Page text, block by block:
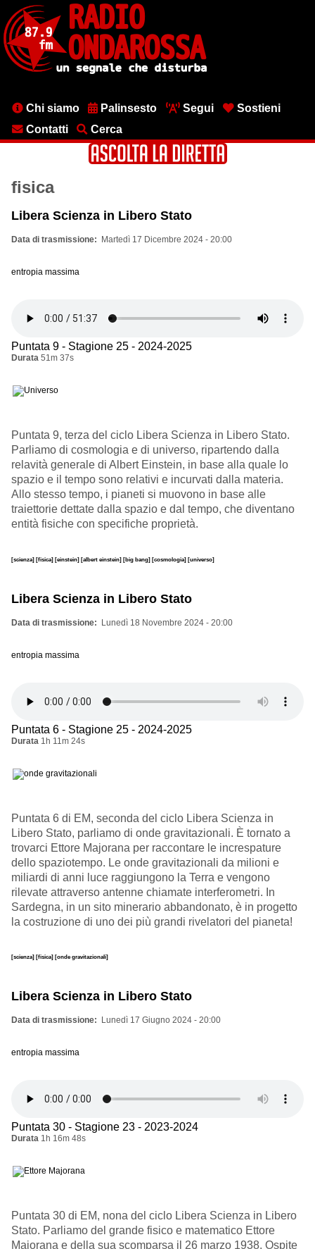
contenuto
principale
MenuChi siamo Palinsesto Segui
Sostieni
Contatti
Cerca
fisica
Libera Scienza in Libero Stato
Data di trasmissione Martedì 17 Dicembre 2024 - 20:00
entropia massima
Puntata 9 - Stagione 25 - 2024-2025
Durata 51m 37s
Puntata 9, terza del ciclo Libera Scienza in Libero Stato.
Parliamo di cosmologia e di universo, ripartendo dalla
relavità generale di Albert Einstein, in base alla quale lo
spazio e il tempo sono relativi e incurvati dalla materia.
Allo stesso tempo, i pianeti si muovono in base alle
traiettorie dettate dalla spazio e dal tempo, che diventano
entità fisiche con specifiche proprietà.
[scienza] [fisica] [einstein] [albert einstein] [big bang] [cosmologia] [universo]
Libera Scienza in Libero Stato
Data di trasmissione Lunedì 18 Novembre 2024 - 20:00
entropia massima
Puntata 6 - Stagione 25 - 2024-2025
Durata 1h 11m 24s
Puntata 6 di EM, seconda del ciclo Libera Scienza in
Libero Stato, parliamo di onde gravitazionali. È tornato a
trovarci Ettore Majorana per raccontare le increspature
dello spaziotempo. Le onde gravitazionali da milioni e
miliardi di anni luce raggiungono la Terra e vengono
rilevate attraverso antenne chiamate interferometri. In
Sardegna, in un sito minerario abbandonato, è in progetto
la costruzione di uno dei più grandi rivelatori del pianeta!
[scienza] [fisica] [onde gravitazionali]
Libera Scienza in Libero Stato
Data di trasmissione Lunedì 17 Giugno 2024 - 20:00
entropia massima
Puntata 30 - Stagione 23 - 2023-2024
Durata 1h 16m 48s
Puntata 30 di EM, nona del ciclo Libera Scienza in Libero
Stato. Parliamo del grande fisico e matematico Ettore
Majorana e della sua scomparsa il 26 marzo 1938. Ospite